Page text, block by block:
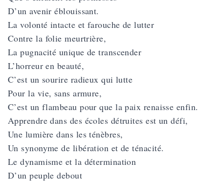
D’un avenir éblouissant.
La volonté intacte et farouche de lutter
Contre la folie meurtrière,
La pugnacité unique de transcender
L’horreur en beauté,
C’est un sourire radieux qui lutte
Pour la vie, sans armure,
C’est un flambeau pour que la paix renaisse enfin.
Apprendre dans des écoles détruites est un défi,
Une lumière dans les ténèbres,
Un synonyme de libération et de ténacité.
Le dynamisme et la détermination
D’un peuple debout